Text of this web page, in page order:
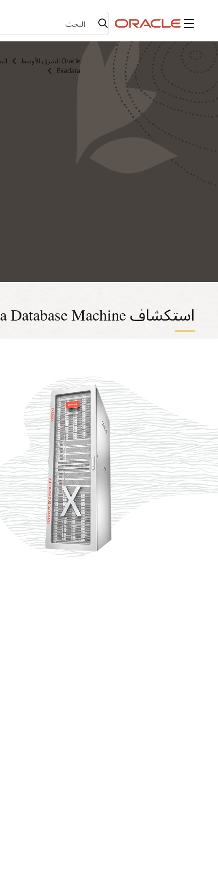
القائمة
Oracle الشرق الأوسط
Exadata
استكشاف Exadata Database Machine